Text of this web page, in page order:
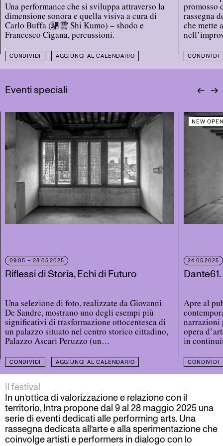
Una performance che si sviluppa attraverso la
dimensione sonora e quella visiva a cura di
Carlo Buffa (駟雲 Shi Kumo) – shodo e
Francesco Cigana, percussioni.
CONDIVIDI AGGIUNGI AL CALENDARIO
promosso
rassegna
che mette
CONDIVIDI
Eventi speciali ← →
09.05 –28.05.2025
Riflessi di Storia, Echi di Futuro
Una selezione di foto, realizzate da Giovanni
De Sandre, mostrano uno degli esempi più
significativi di trasformazione ottocentesca di
un palazzo situato nel centro storico cittadino,
Palazzo Ascari Peruzzo (un…
CONDIVIDI AGGIUNGI AL CALENDARIO
NEW
24.05.2025
Apre al
narrazioni
opera
in
CONDIVIDI
Il festival
In un’ottica di valorizzazione e relazione con il
territorio, Intra propone dal 9 al 28 maggio 2025 una
serie di eventi dedicati alle performing arts. Una
rassegna dedicata all’arte e alla sperimentazione che
coinvolge artisti e performers in dialogo con lo